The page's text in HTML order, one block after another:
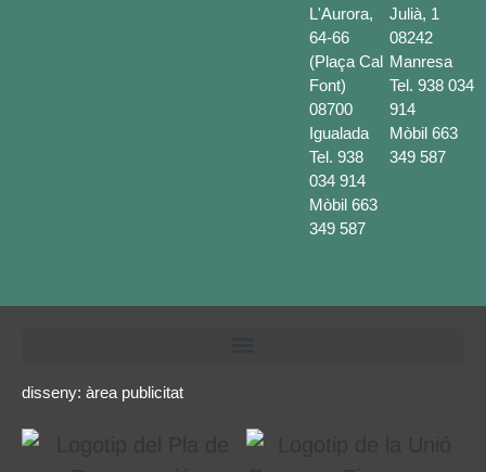
L'Aurora,
64-66
(Plaça Cal
Font)
08700
Igualada
Tel. 938
034 914
Mòbil 663
349 587
Julià, 1
08242
Manresa
Tel.938 034
914
Mòbil663
349 587
disseny: àrea publicitat